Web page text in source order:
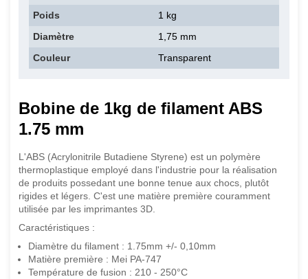
Poids
1 kg
Diamètre
1,75 mm
Couleur
Transparent
Bobine de 1kg de filament ABS
1.75 mm
L'ABS (Acrylonitrile Butadiene Styrene) est un polymère
thermoplastique employé dans l'industrie pour la réalisation
de produits possedant une bonne tenue aux chocs, plutôt
rigides et légers. C'est une matière première couramment
utilisée par les imprimantes 3D.
Caractéristiques :
Diamètre du filament : 1.75mm +/- 0,10mm
Matière première : Mei PA-747
Température de fusion : 210 - 250°C